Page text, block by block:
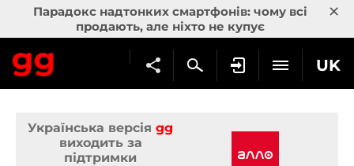
Парадокс надтонких смартфонів: чому всі
продають, але ніхто не купує
×
UK
Українська версія gg
виходить за
підтримки